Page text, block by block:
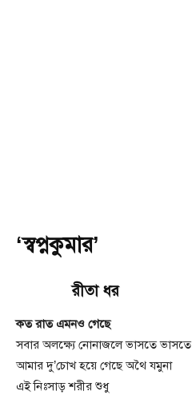
‘স্বপ্নকুমার’
রীতা ধর
কত রাত এমনও গেছে
সবার অলক্ষ্যে নোনাজলে ভাসতে ভাসতে
আমার দু’চোখ হয়ে গেছে অথৈ যমুনা
এই নিঃসাড় শরীর শুধু